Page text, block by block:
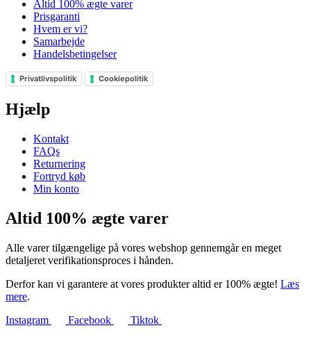
Altid 100% ægte varer
Prisgaranti
Hvem er vi?
Samarbejde
Handelsbetingelser
Privatlivspolitik Cookiepolitik
Hjælp
Kontakt
FAQs
Returnering
Fortryd køb
Min konto
Altid 100% ægte varer
Alle varer tilgængelige på vores webshop gennemgår en meget
detaljeret verifikationsproces i hånden.
Derfor kan vi garantere at vores produkter altid er 100% ægte! Læs
mere.
Instagram
Facebook Tiktok